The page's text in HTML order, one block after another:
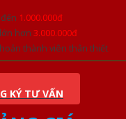
1.000.000đ
hơn 3.000.000đ
thành viên thân thiết
KÝ TƯ VẤN